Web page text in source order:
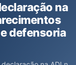
na
defensoria